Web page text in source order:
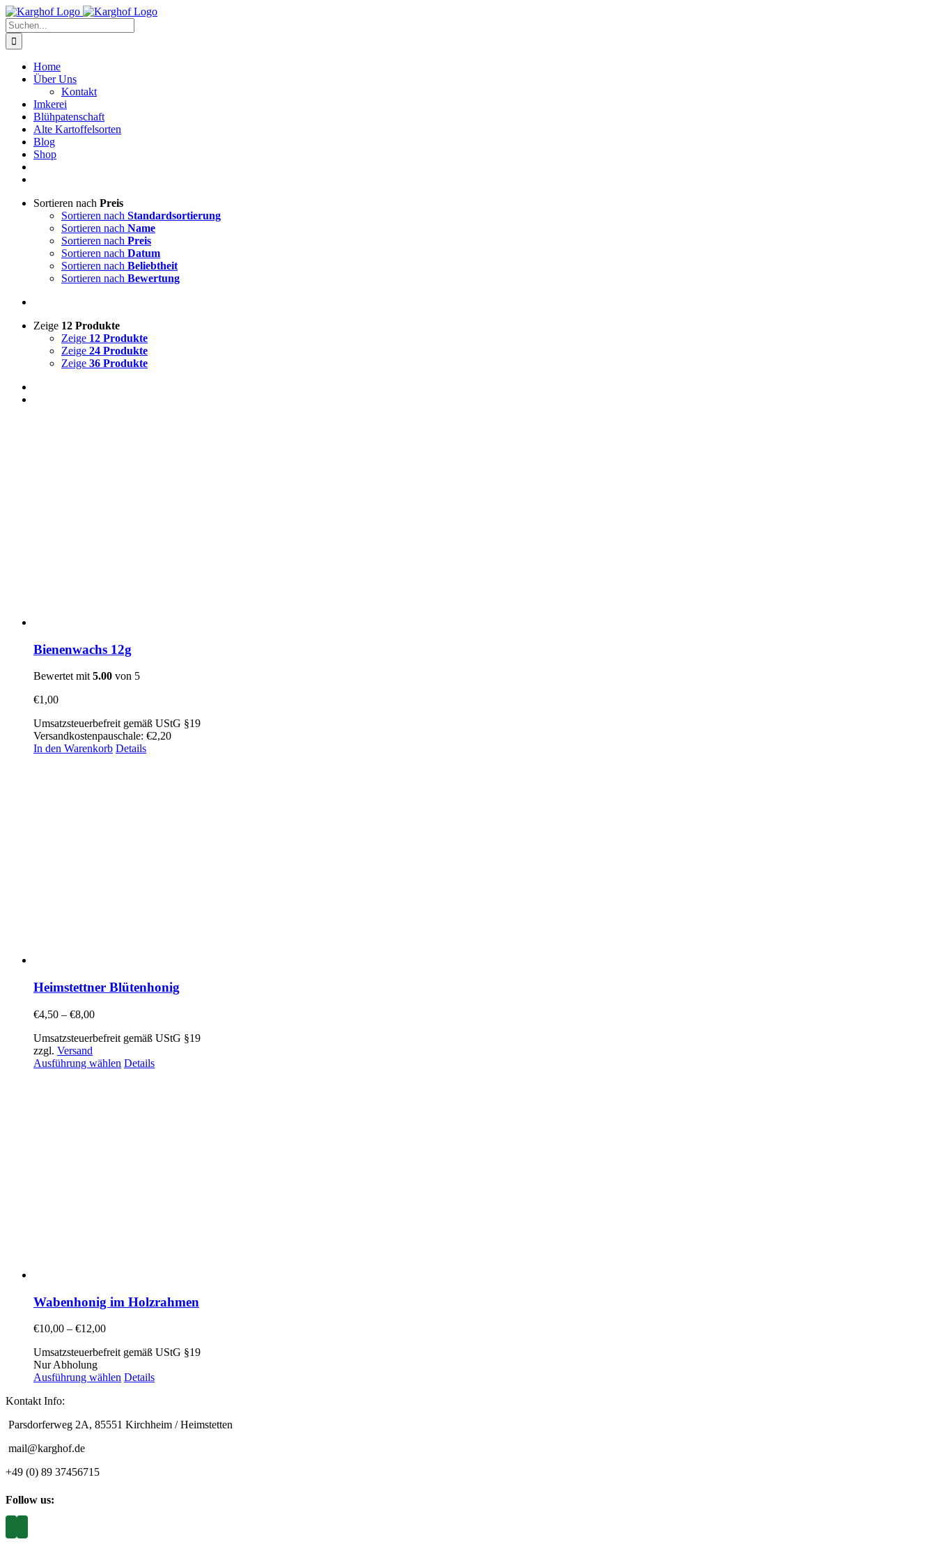
Zum
Inhalt
springen
Instagram
Facebook
Suche
nach:
Home
Über Uns
Kontakt
Imkerei
Blühpatenschaft
Alte Kartoffelsorten
Blog
Shop
Sortieren nach Preis
Sortieren nach Standardsortierung
Sortieren nach Name
Sortieren nach Preis
Sortieren nach Datum
Sortieren nach Beliebtheit
Sortieren nach Bewertung
Zeige 12 Produkte
Zeige 12 Produkte
Zeige 24 Produkte
Zeige 36 Produkte
Bienenwachs 12g
Bewertet mit5.00 von 5
€1,00
Umsatzsteuerbefreit gemäß UStG §19
Versandkostenpauschale: €2,20
In den Warenkorb Details
Heimstettner Blütenhonig
€4,50 – €8,00
Umsatzsteuerbefreit gemäß UStG §19
zzgl. Versand
Ausführung wählen Details
Wabenhonig im Holzrahmen
€10,00 – €12,00
Umsatzsteuerbefreit gemäß UStG §19
Nur Abholung
Ausführung wählen Details
Kontakt Info:
Parsdorferweg 2A, 85551 Kirchheim / Heimstetten
mail@karghof.de
+49 (0) 89 37456715
Follow us: